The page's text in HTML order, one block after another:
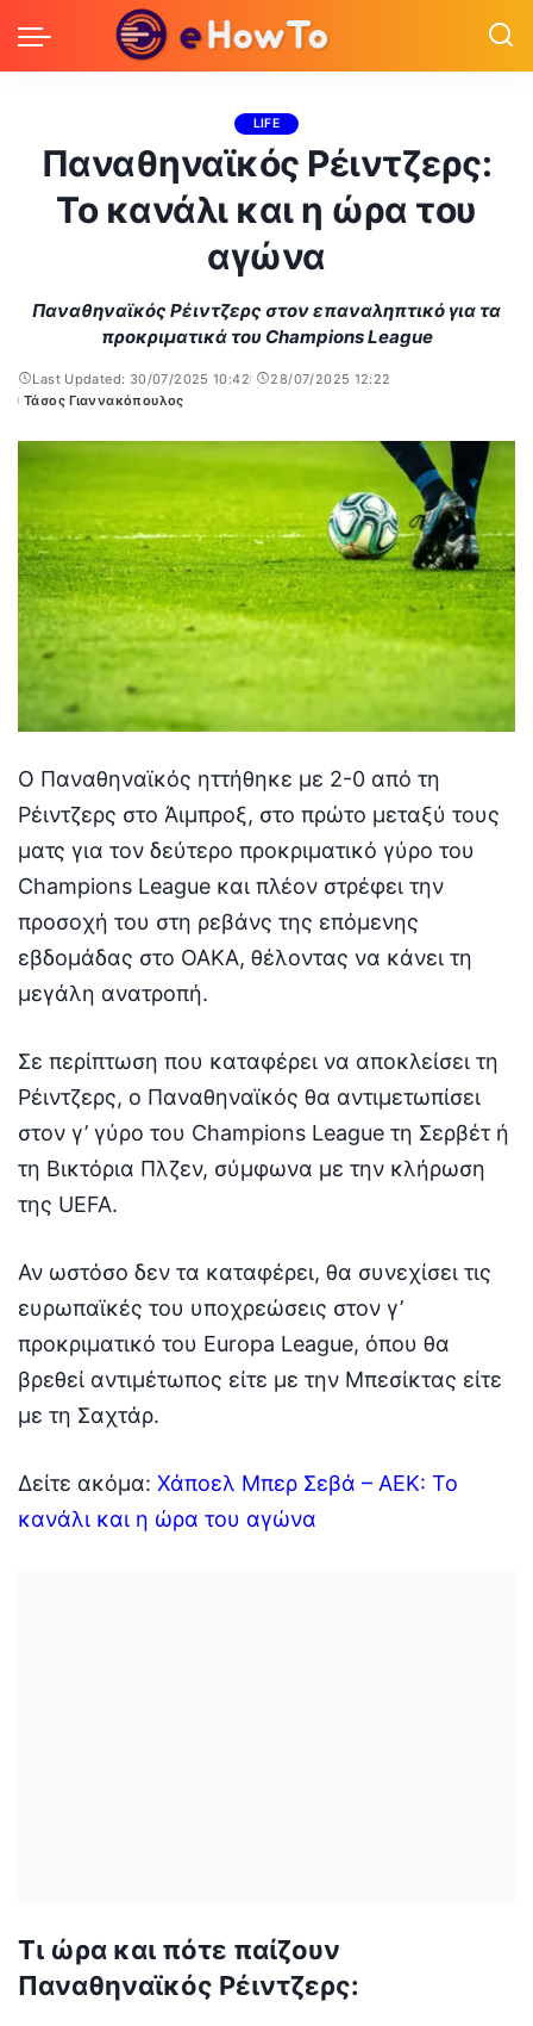
LIFE
Παναθηναϊκός Ρέιντζερς:
Το κανάλι και η ώρα του
αγώνα
Παναθηναϊκός Ρέιντζερς στον επαναληπτικό για τα
προκριματικά του Champions League
Last Updated: 30/07/2025 10:42
28/07/2025 12:22
Posted
Τάσος Γιαννακόπουλος
Ο Παναθηναϊκός ηττήθηκε με 2-0 από τη
Ρέιντζερς στο Άιμπροξ, στο πρώτο μεταξύ τους
ματς για τον δεύτερο προκριματικό γύρο του
Champions League και πλέον στρέφει την
προσοχή του στη ρεβάνς της επόμενης
εβδομάδας στο ΟΑΚΑ, θέλοντας να κάνει τη
μεγάλη ανατροπή.
Σε περίπτωση που καταφέρει να αποκλείσει τη
Ρέιντζερς, ο Παναθηναϊκός θα αντιμετωπίσει
στον γ’ γύρο του Champions League τη Σερβέτ ή
τη Βικτόρια Πλζεν, σύμφωνα με την κλήρωση
της UEFA.
Αν ωστόσο δεν τα καταφέρει, θα συνεχίσει τις
ευρωπαϊκές του υποχρεώσεις στον γ’
προκριματικό του Europa League, όπου θα
βρεθεί αντιμέτωπος είτε με την Μπεσίκτας είτε
με τη Σαχτάρ.
Δείτε ακόμα: Χάποελ Μπερ Σεβά – ΑΕΚ: Το
κανάλι και η ώρα του αγώνα
Τι ώρα και πότε παίζουν
Παναθηναϊκός Ρέιντζερς: